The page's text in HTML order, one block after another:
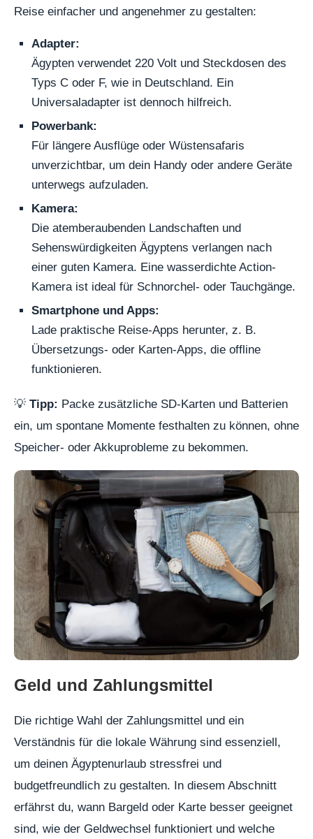
Reise einfacher und angenehmer zu gestalten:
Adapter:
Ägypten verwendet 220 Volt und Steckdosen des
Typs C oder F, wie in Deutschland. Ein
Universaladapter ist dennoch hilfreich.
Powerbank:
Für längere Ausflüge oder Wüstensafaris
unverzichtbar, um dein Handy oder andere Geräte
unterwegs aufzuladen.
Kamera:
Die atemberaubenden Landschaften und
Sehenswürdigkeiten Ägyptens verlangen nach
einer guten Kamera. Eine wasserdichte Action-
Kamera ist ideal für Schnorchel- oder Tauchgänge.
Smartphone und Apps:
Lade praktische Reise-Apps herunter, z. B.
Übersetzungs- oder Karten-Apps, die offline
funktionieren.
💡 Tipp: Packe zusätzliche SD-Karten und Batterien
ein, um spontane Momente festhalten zu können, ohne
Speicher- oder Akkuprobleme zu bekommen.
Geld und Zahlungsmittel
Die richtige Wahl der Zahlungsmittel und ein
Verständnis für die lokale Währung sind essenziell,
um deinen Ägyptenurlaub stressfrei und
budgetfreundlich zu gestalten. In diesem Abschnitt
erfährst du, wann Bargeld oder Karte besser geeignet
sind, wie der Geldwechsel funktioniert und welche